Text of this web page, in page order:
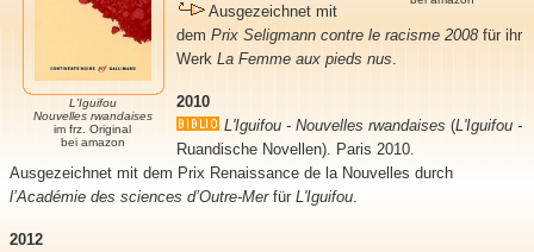
L'Iguifou
Nouvelles rwandaises
im frz. Original
bei amazon
Ausgezeichnet mit
dem Prix Seligmann contre le racisme 2008für ihr
Werk La Femme aux pieds nus
2010
L'Iguifou - Nouvelles rwandaises (L'Iguifou -
Ruandische Novellen). Paris 2010.
Ausgezeichnet mit dem Prix Renaissance de la Nouvelles durch
l’Académie des sciences d’Outre-Merfür L'Iguifou.
2012